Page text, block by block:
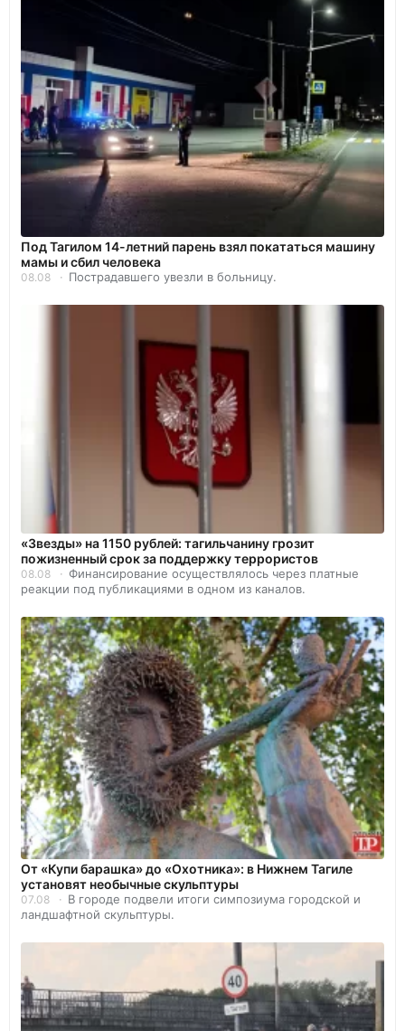
Под Тагилом 14-летний парень взял покататься машину
мамы и сбил человека
08.08 Пострадавшего увезли в больницу.
«Звезды» на 1150 рублей: тагильчанину грозит
пожизненный срок за поддержку террористов
08.08
Финансирование осуществлялось через платные
реакции под публикациями в одном из каналов.
От «Купи барашка» до «Охотника»: в Нижнем Тагиле
установят необычные скульптуры
07.08
В городе подвели итоги симпозиума городской и
ландшафтной скульптуры.